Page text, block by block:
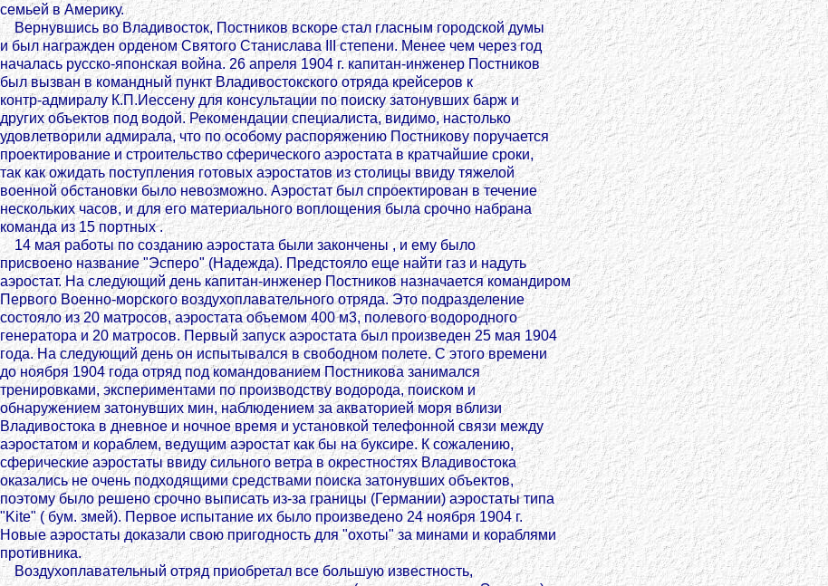
семьей в Америку.
Вернувшись во Владивосток, Постников вскоре стал гласным городской думы
и был награжден орденом Святого Станислава III степени. Менее чем через год
началась русско-японская война. 26 апреля 1904 г. капитан-инженер Постников
был вызван в командный пункт Владивостокского отряда крейсеров к
контр-адмиралу К.П.Иессену для консультации по поиску затонувших барж и
других объектов под водой. Рекомендации специалиста, видимо, настолько
удовлетворили адмирала, что по особому распоряжению Постникову поручается
проектирование и строительство сферического аэростата в кратчайшие сроки,
так как ожидать поступления готовых аэростатов из столицы ввиду тяжелой
военной обстановки было невозможно. Аэростат был спроектирован в течение
нескольких часов, и для его материального воплощения была срочно набрана
команда из 15 портных .
14 мая работы по созданию аэростата были закончены , и ему было
присвоено название "Эсперо" (Надежда). Предстояло еще найти газ и надуть
аэростат. На следующий день капитан-инженер Постников назначается командиром
Первого Военно-морского воздухоплавательного отряда. Это подразделение
состояло из 20 матросов, аэростата объемом 400 м3, полевого водородного
генератора и 20 матросов. Первый запуск аэростата был произведен 25 мая 1904
года. На следующий день он испытывался в свободном полете. С этого времени
до ноября 1904 года отряд под командованием Постникова занимался
тренировками, экспериментами по производству водорода, поиском и
обнаружением затонувших мин, наблюдением за акваторией моря вблизи
Владивостока в дневное и ночное время и установкой телефонной связи между
аэростатом и кораблем, ведущим аэростат как бы на буксире. К сожалению,
сферические аэростаты ввиду сильного ветра в окрестностях Владивостока
оказались не очень подходящими средствами поиска затонувших объектов,
поэтому было решено срочно выписать из-за границы (Германии) аэростаты типа
"Kite" ( бум. змей). Первое испытание их было произведено 24 ноября 1904 г.
Новые аэростаты доказали свою пригодность для "охоты" за минами и кораблями
противника.
Воздухоплавательный отряд приобретал все большую известность,